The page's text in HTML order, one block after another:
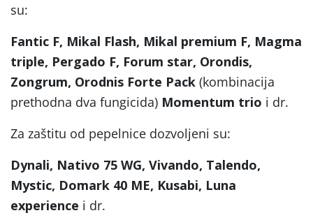
su:
Fantic F, Mikal Flash, Mikal premium F, Magma
triple, Pergado F, Forum star, Orondis,
Zongrum, Orodnis Forte Pack (kombinacija
prethodna dva fungicida) Momentum trio i dr.
Za zaštitu od pepelnice dozvoljeni su:
Dynali, Nativo 75 WG, Vivando, Talendo,
Mystic, Domark 40 ME, Kusabi, Luna
experience i dr.